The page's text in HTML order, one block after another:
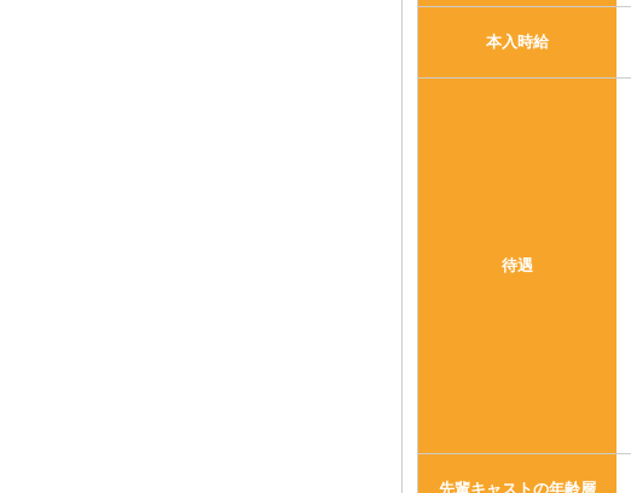
本入時給
待遇
先輩キャストの年齢層